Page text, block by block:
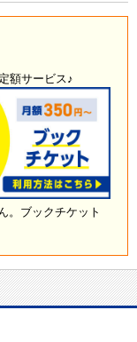
額サービス♪
。ブックチケット